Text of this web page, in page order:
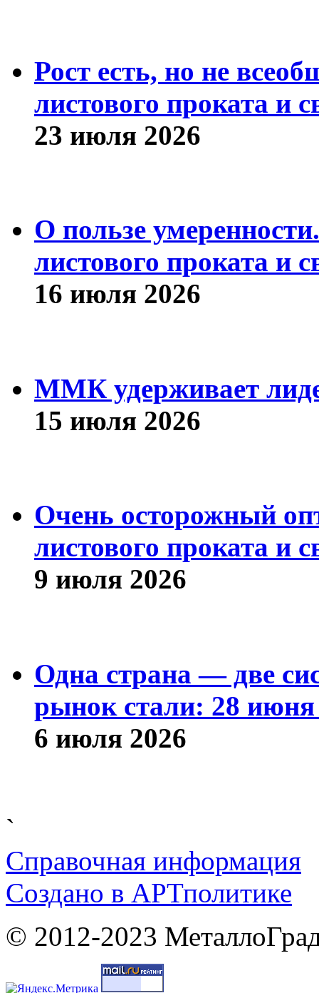
Рост есть, но не
листового проката и
23 июля 2026
О пользе
листового проката и
16 июля 2026
ММК удерживает
15 июля 2026
Очень осторожный
листового проката и
9 июля 2026
Одна страна — две
рынок стали: 28
6 июля 2026
`
Справочная информация
Cоздано в АРТполитике
© 2012-2023